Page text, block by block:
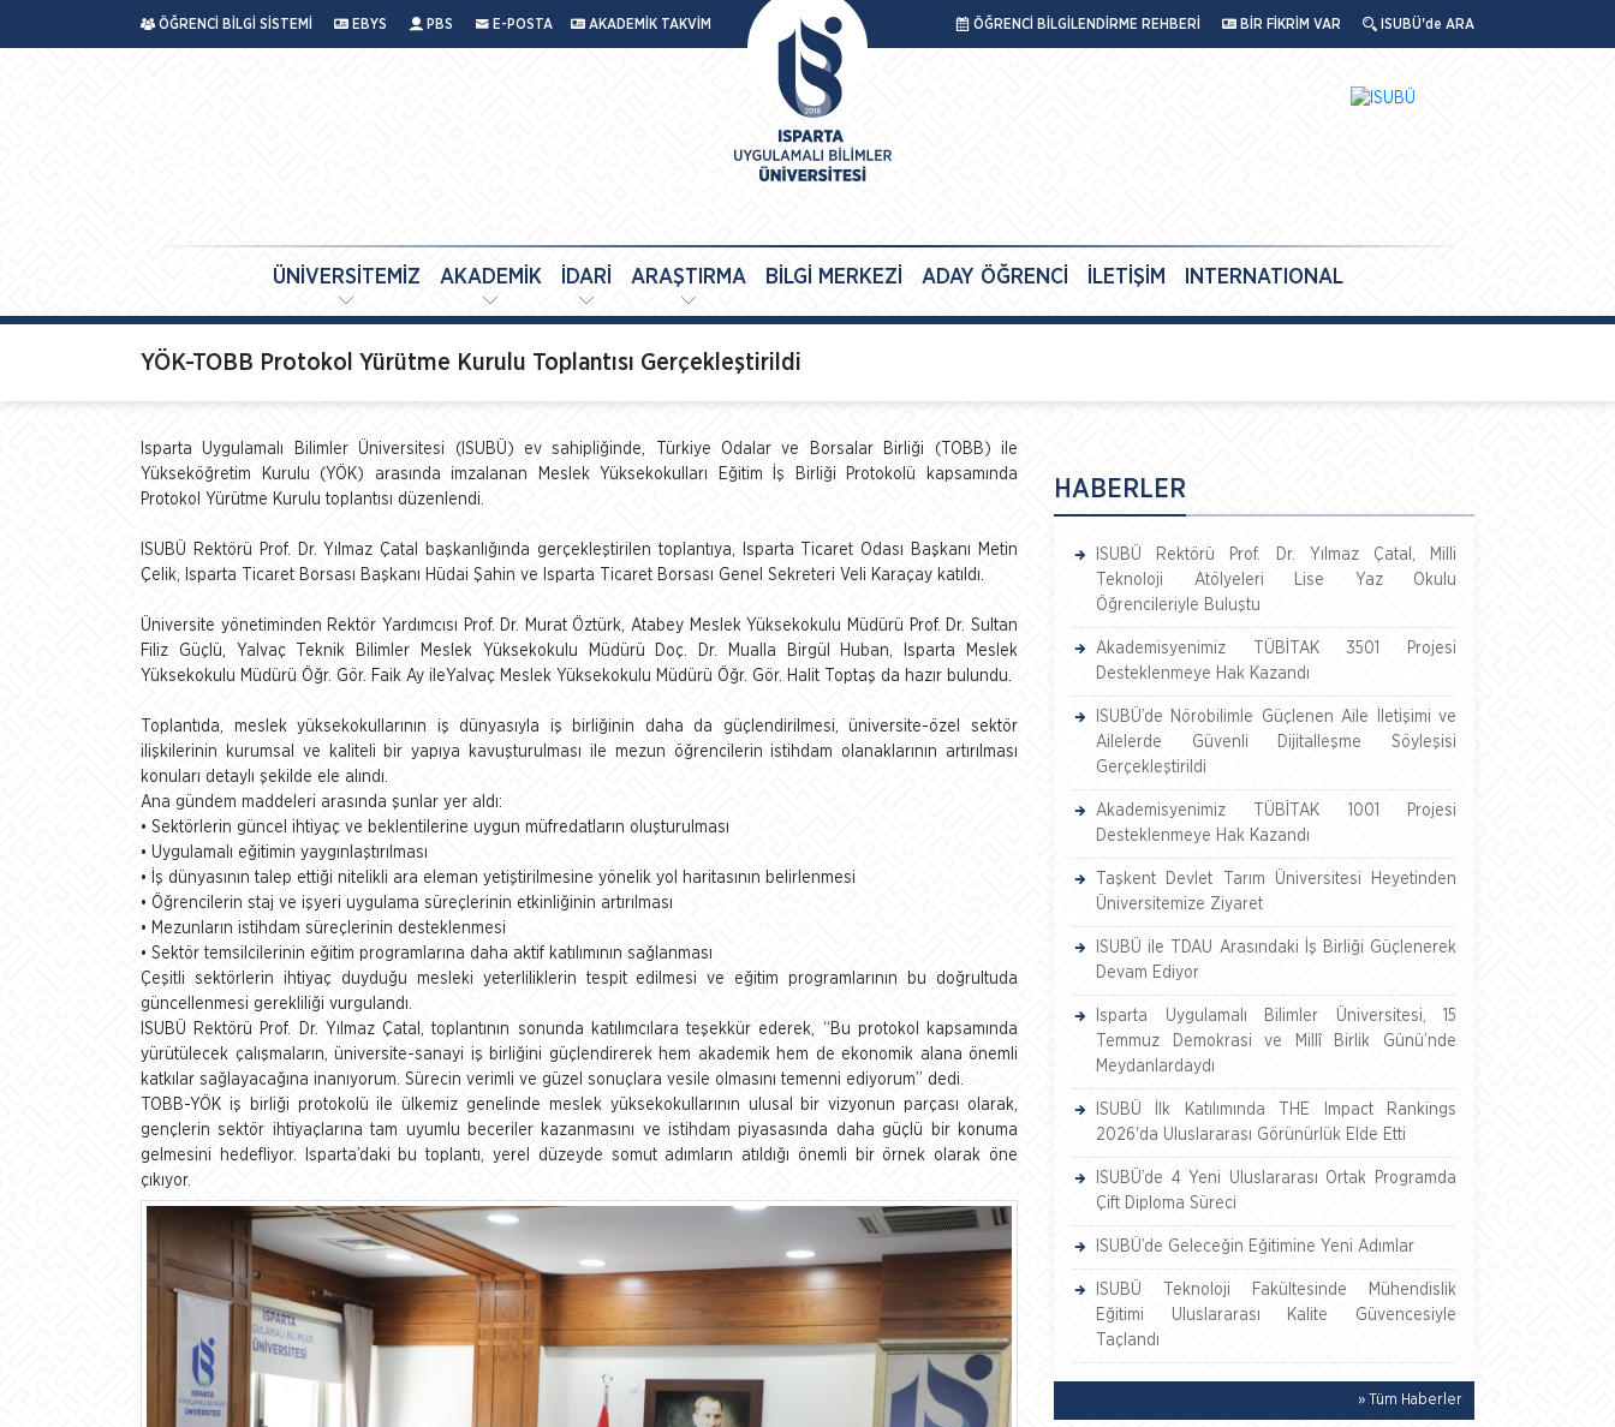
ÖĞRENCİ BİLGİ SİSTEMİ EBYS PBS E-POSTA AKADEMİK TAKVİM ÖĞRENCİ BİLGİLENDİRME REHBERİ BİR FİKRİM VAR ISUBÜ'de ARA
ÜNİVERSİTEMİZ AKADEMİK İDARİ ARAŞTIRMA BİLGİ MERKEZİ ADAY ÖĞRENCİ İLETİŞİM INTERNATIONAL
YÖK-TOBB Protokol Yürütme Kurulu Toplantısı Gerçekleştirildi
Isparta Uygulamalı Bilimler Üniversitesi (ISUBÜ) ev sahipliğinde, Türkiye Odalar ve Borsalar Birliği (TOBB) ile
Yükseköğretim Kurulu (YÖK) arasında imzalanan Meslek Yüksekokulları Eğitim İş Birliği Protokolü kapsamında
Protokol Yürütme Kurulu toplantısı düzenlendi.
ISUBÜ Rektörü Prof. Dr. Yılmaz Çatal başkanlığında gerçekleştirilen toplantıya, Isparta Ticaret Odası Başkanı Metin
Çelik, Isparta Ticaret Borsası Başkanı Hüdai Şahin ve Isparta Ticaret Borsası Genel Sekreteri Veli Karaçay katıldı.
Üniversite yönetiminden Rektör Yardımcısı Prof. Dr. Murat Öztürk, Atabey Meslek Yüksekokulu Müdürü Prof. Dr. Sultan
Filiz Güçlü, Yalvaç Teknik Bilimler Meslek Yüksekokulu Müdürü Doç. Dr. Mualla Birgül Huban, Isparta Meslek
Yüksekokulu Müdürü Öğr. Gör. Faik Ay ileYalvaç Meslek Yüksekokulu Müdürü Öğr. Gör. Halit Toptaş da hazır bulundu.
Toplantıda, meslek yüksekokullarının iş dünyasıyla iş birliğinin daha da güçlendirilmesi, üniversite-özel sektör
ilişkilerinin kurumsal ve kaliteli bir yapıya kavuşturulması ile mezun öğrencilerin istihdam olanaklarının artırılması
konuları detaylı şekilde ele alındı.
Ana gündem maddeleri arasında şunlar yer aldı:
• Sektörlerin güncel ihtiyaç ve beklentilerine uygun müfredatların oluşturulması
• Uygulamalı eğitimin yaygınlaştırılması
• İş dünyasının talep ettiği nitelikli ara eleman yetiştirilmesine yönelik yol haritasının belirlenmesi
• Öğrencilerin staj ve işyeri uygulama süreçlerinin etkinliğinin artırılması
• Mezunların istihdam süreçlerinin desteklenmesi
• Sektör temsilcilerinin eğitim programlarına daha aktif katılımının sağlanması
Çeşitli sektörlerin ihtiyaç duyduğu mesleki yeterliliklerin tespit edilmesi ve eğitim programlarının bu doğrultuda
güncellenmesi gerekliliği vurgulandı.
ISUBÜ Rektörü Prof. Dr. Yılmaz Çatal, toplantının sonunda katılımcılara teşekkür ederek, “Bu protokol kapsamında
yürütülecek çalışmaların, üniversite-sanayi iş birliğini güçlendirerek hem akademik hem de ekonomik alana önemli
katkılar sağlayacağına inanıyorum. Sürecin verimli ve güzel sonuçlara vesile olmasını temenni ediyorum” dedi.
TOBB-YÖK iş birliği protokolü ile ülkemiz genelinde meslek yüksekokullarının ulusal bir vizyonun parçası olarak,
gençlerin sektör ihtiyaçlarına tam uyumlu beceriler kazanmasını ve istihdam piyasasında daha güçlü bir konuma
gelmesini hedefliyor. Isparta’daki bu toplantı, yerel düzeyde somut adımların atıldığı önemli bir örnek olarak öne
çıkıyor.
HABERLER
ISUBÜ Rektörü Prof. Dr. Yılmaz Çatal, Milli
Teknoloji Atölyeleri Lise Yaz Okulu
Öğrencileriyle Buluştu
Akademisyenimiz TÜBİTAK 3501 Projesi
Desteklenmeye Hak Kazandı
ISUBÜ’de Nörobilimle Güçlenen Aile İletişimi ve
Ailelerde Güvenli Dijitalleşme Söyleşisi
Gerçekleştirildi
Akademisyenimiz TÜBİTAK 1001 Projesi
Desteklenmeye Hak Kazandı
Taşkent Devlet Tarım Üniversitesi Heyetinden
Üniversitemize Ziyaret
ISUBÜ ile TDAU Arasındaki İş Birliği Güçlenerek
Devam Ediyor
Isparta Uygulamalı Bilimler Üniversitesi, 15
Temmuz Demokrasi ve Millî Birlik Günü’nde
Meydanlardaydı
ISUBÜ İlk Katılımında THE Impact Rankings
2026'da Uluslararası Görünürlük Elde Etti
ISUBÜ’de 4 Yeni Uluslararası Ortak Programda
Çift Diploma Süreci
ISUBÜ’de Geleceğin Eğitimine Yeni Adımlar
ISUBÜ Teknoloji Fakültesinde Mühendislik
Eğitimi Uluslararası Kalite Güvencesiyle
Taçlandı
» Tüm Haberler